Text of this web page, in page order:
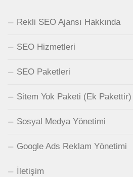
Rekli SEO Ajansı Hakkında
SEO Hizmetleri
SEO Paketleri
Sitem Yok Paketi (Ek Pakettir)
Sosyal Medya Yönetimi
Google Ads Reklam Yönetimi
İletişim